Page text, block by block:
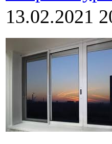
13.02.2021